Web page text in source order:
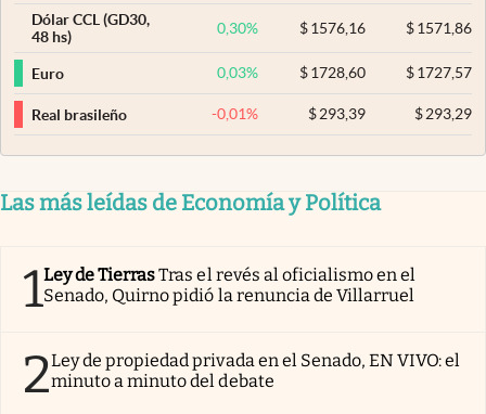
Dólar CCL (GD30,
48 hs)
0,30% $ 1576,16 $1571,86
Euro 0,03% $ 1728,60 $1727,57
Real brasileño -0,01% $293,39 $293,29
Las más leídas de Economía y Política
1Ley de TierrasTras el revés al oficialismo en el
Senado, Quirno pidió la renuncia de Villarruel
2Ley de propiedad privada en el Senado, EN VIVO: el
minuto a minuto del debate